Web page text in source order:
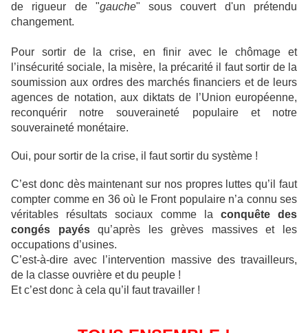
de rigueur de "gauche" sous couvert d'un prétendu
changement.
Pour sortir de la crise, en finir avec le chômage et
l’insécurité sociale, la misère, la précarité il faut sortir de la
soumission aux ordres des marchés financiers et de leurs
agences de notation, aux diktats de l’Union européenne,
reconquérir notre souveraineté populaire et notre
souveraineté monétaire.
Oui, pour sortir de la crise, il faut sortir du système !
C’est donc dès maintenant sur nos propres luttes qu’il faut
compter comme en 36 où le Front populaire n’a connu ses
véritables résultats sociaux comme la conquête des
congés payésqu’après les grèves massives et les
occupations d’usines.
C’est-à-dire avec l’intervention massive des travailleurs,
de la classe ouvrière et du peuple !
Et c’est donc à cela qu’il faut travailler !